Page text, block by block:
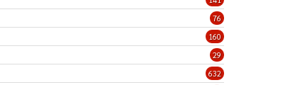
76
160
29
632